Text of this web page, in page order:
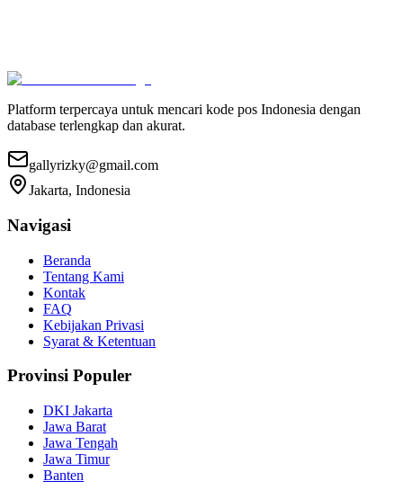
Platform terpercaya untuk mencari kode pos Indonesia dengan
database terlengkap dan akurat.
gallyrizky@gmail.com
Jakarta, Indonesia
Navigasi
Beranda
Tentang Kami
Kontak
FAQ
Kebijakan Privasi
Syarat & Ketentuan
Provinsi Populer
DKI Jakarta
Jawa Barat
Jawa Tengah
Jawa Timur
Banten